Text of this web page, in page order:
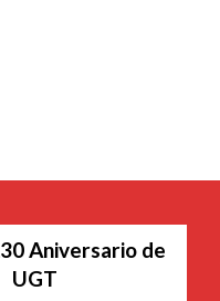
Aniversario de
UGT